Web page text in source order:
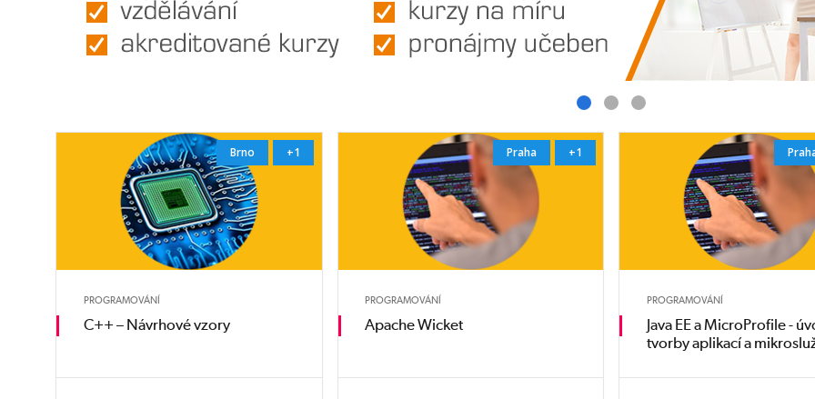
Brno +1
PROGRAMOVÁNÍ
C++ – Návrhové vzory
Praha +1
PROGRAMOVÁNÍ
Apache Wicket
PROGRAMOVÁNÍ
Java EE a MicroProfile -
tvorby aplikací a